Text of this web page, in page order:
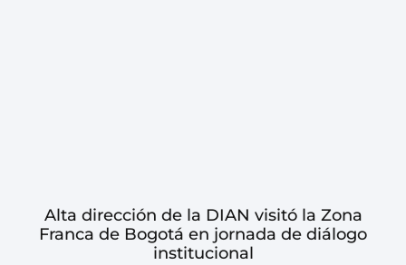
Alta dirección de la DIAN visitó la Zona
Franca de Bogotá en jornada de diálogo
institucional